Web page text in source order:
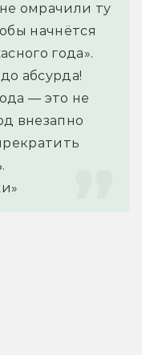
омрачили ту
начнётся
года».
абсурда!
— это не
внезапно